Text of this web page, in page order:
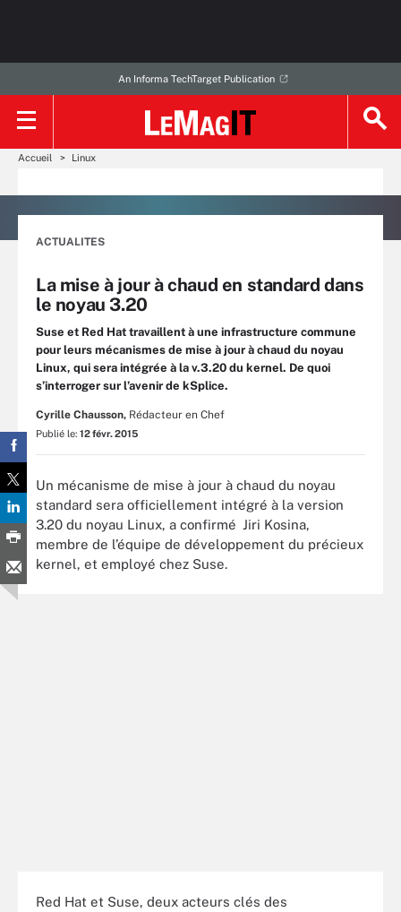
An Informa TechTarget Publication
Accueil Linux
ACTUALITES
La mise à jour à chaud en standard dans
le noyau 3.20
Suse et Red Hat travaillent à une infrastructure commune
pour leurs mécanismes de mise à jour à chaud du noyau
Linux, qui sera intégrée à la v.3.20 du kernel. De quoi
s’interroger sur l’avenir de kSplice.
Cyrille Chausson, Rédacteur en Chef
Publié le: 12 févr. 2015
Un mécanisme de mise à jour à chaud du noyau
standard sera officiellement intégré à la version
3.20 du noyau Linux, a confirmé Jiri Kosina,
membre de l’équipe de développement du précieux
kernel, et employé chez Suse.
Red Hat et Suse, deux acteurs clés des